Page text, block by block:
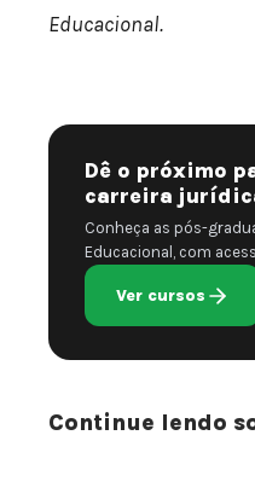
Educacional.
Dê o próximo
carreira
Conheça as pós-
Educacional, com
Ver cursos
Continue lendo